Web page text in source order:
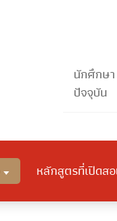
นักศึกษา
ปัจจุบัน
หลักสูตรที่เปิดส